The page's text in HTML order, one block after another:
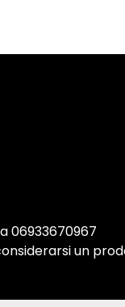
06933670967
un